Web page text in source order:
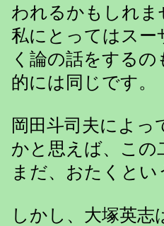
われるかもしれま
私にとってはス
く論の話をする
的には同じです。
岡田斗司夫によ
かと思えば、この
まだ、おたくと
しかし、大塚英